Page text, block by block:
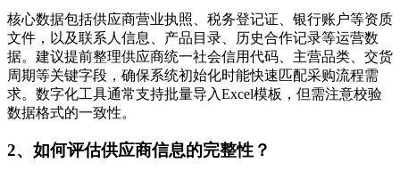
核心数据包括供应商营业执照、税务登记证、银行账户等资质
文件，以及联系人信息、产品目录、历史合作记录等运营数
据。建议提前整理供应商统一社会信用代码、主营品类、交货
周期等关键字段，确保系统初始化时能快速匹配采购流程需
求。数字化工具通常支持批量导入Excel模板，但需注意校验
数据格式的一致性。
2、如何评估供应商信息的完整性？